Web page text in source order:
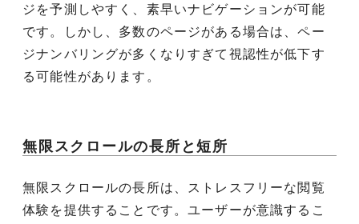
ジを予測しやすく、素早いナビゲーションが可能
です。しかし、多数のページがある場合は、ペー
ジナンバリングが多くなりすぎて視認性が低下す
る可能性があります。
無限スクロールの長所と短所
無限スクロールの長所は、ストレスフリーな閲覧
体験を提供することです。ユーザーが意識するこ